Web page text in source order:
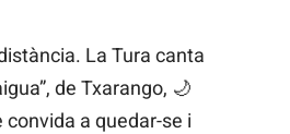
La Tura canta
de Txarango, 🌙
convida a quedar-se i